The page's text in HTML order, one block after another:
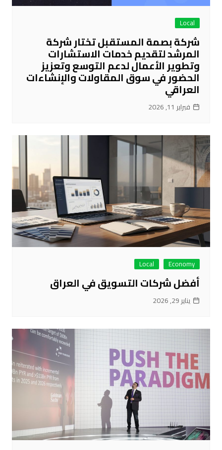
Local
شركة بصمة المستقبل تختار شركة
المرشد لتقديم خدمات الاستشارات
وتطوير الأعمال لدعم التوسع وتعزيز
الحضور في سوق المقاولات والإنشاءات
العراقي
فبراير 11, 2026
Economy
Local
أفضل شركات التسويق في العراق
يناير 29, 2026